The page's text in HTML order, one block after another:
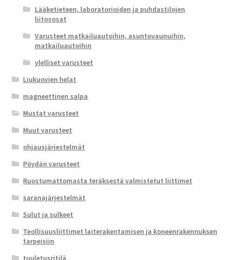
Lääketieteen, laboratorioiden ja puhdastilojen
liitososat
Varusteet matkailuautoihin, asuntovaunuihin,
matkailuautoihin
ylelliset varusteet
Liukuovien helat
magneettinen salpa
Mustat varusteet
Muut varusteet
ohjausjärjestelmät
Pöydän varusteet
Ruostumattomasta teräksestä valmistetut liittimet
saranajärjestelmät
Sulut ja sulkeet
Teollisuusliittimet laiterakentamisen ja koneenrakennuksen
tarpeisiin
tuuletusritilä